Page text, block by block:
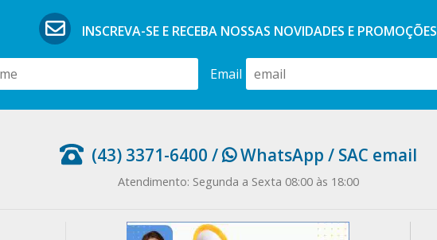
INSCREVA-SE E RECEBA NOSSAS NOVIDADES E PROMOÇÕES
Email
(43) 3371-6400 / WhatsApp / SAC email
Atendimento: Segunda a Sexta 08:00 às 18:00